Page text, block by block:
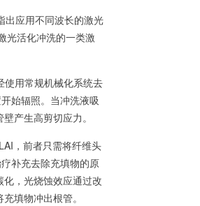
出应用不同波长的激光
光活化冲洗的一类激
用常规机械化系统去
始辐照。当冲洗液吸
产生高剪切应力。
，前者只需将纤维头
补充去除充填物的原
，光烧蚀效应通过改
填物冲出根管。